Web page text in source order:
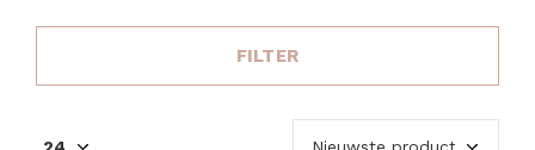
FILTER